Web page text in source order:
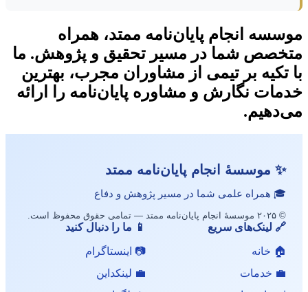
موسسه انجام پایان‌نامه ممتد، همراه
متخصص شما در مسیر تحقیق و پژوهش. ما
با تکیه بر تیمی از مشاوران مجرب، بهترین
خدمات نگارش و مشاوره پایان‌نامه را ارائه
می‌دهیم.
✨ موسسهٔ انجام پایان‌نامه ممتد
🎓 همراه علمی شما در مسیر پژوهش و دفاع
© ۲۰۲۵ موسسهٔ انجام پایان‌نامه ممتد — تمامی حقوق محفوظ است.
🔗 لینک‌های سریع
🏠 خانه
💼 خدمات
📱 ما را دنبال کنید
📷 اینستاگرام
💼 لینکداین